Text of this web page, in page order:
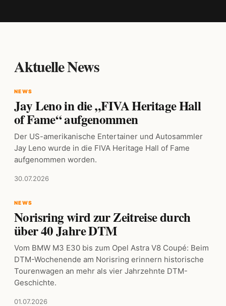
Aktuelle News
NEWS
Jay Leno in die „FIVA Heritage Hall
of Fame“ aufgenommen
Der US-amerikanische Entertainer und Autosammler
Jay Leno wurde in die FIVA Heritage Hall of Fame
aufgenommen worden.
30.07.2026
NEWS
Norisring wird zur Zeitreise durch
über 40 Jahre DTM
Vom BMW M3 E30 bis zum Opel Astra V8 Coupé: Beim
DTM-Wochenende am Norisring erinnern historische
Tourenwagen an mehr als vier Jahrzehnte DTM-
Geschichte.
01.07.2026